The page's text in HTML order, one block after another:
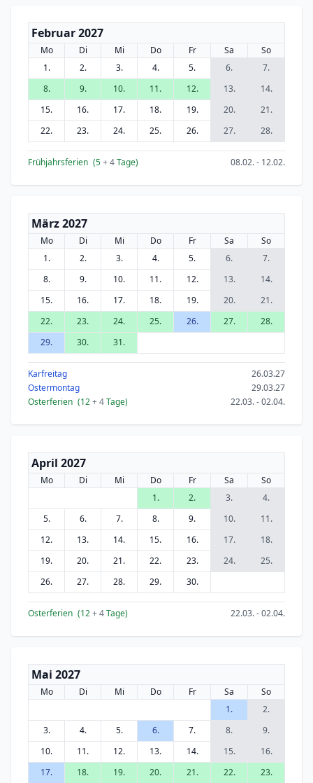
Februar 2027
Mo Di Mi Do Fr Sa
So
1.
2. 3. 4. 5. 6.
7.
8.
9. 10. 11. 12. 13.
14.
15.
16. 17. 18. 19. 20.
21.
22.
23. 24. 25. 26. 27. 28.
Frühjahrsferien (5+ 4Tage) 08.02. - 12.02.
März 2027
Mo Di Mi Do Fr Sa
So
1.
2. 3. 4. 5. 6.
7.
8.
9. 10. 11. 12. 13.
14.
15.
16. 17. 18. 19. 20.
21.
22.
23. 24. 25. 26. 27.
28.
29.
30. 31.
Karfreitag
26.03.27
Ostermontag
29.03.27
Osterferien (12+ 4Tage) 22.03. - 02.04.
April 2027
Mo Di Mi Do Fr Sa
So
1.
2. 3.
4.
5.
6. 7. 8. 9. 10.
11.
12.
13. 14. 15. 16. 17.
18.
19.
20. 21. 22. 23. 24.
25.
26.
27. 28. 29. 30.
Osterferien (12+ 4Tage) 22.03. - 02.04.
Mai 2027
Mo Di Mi Do Fr Sa
So
1.
2.
3.
4. 5. 6. 7. 8.
9.
10.
11. 12. 13. 14. 15.
16.
17.
18. 19. 20. 21. 22. 23.